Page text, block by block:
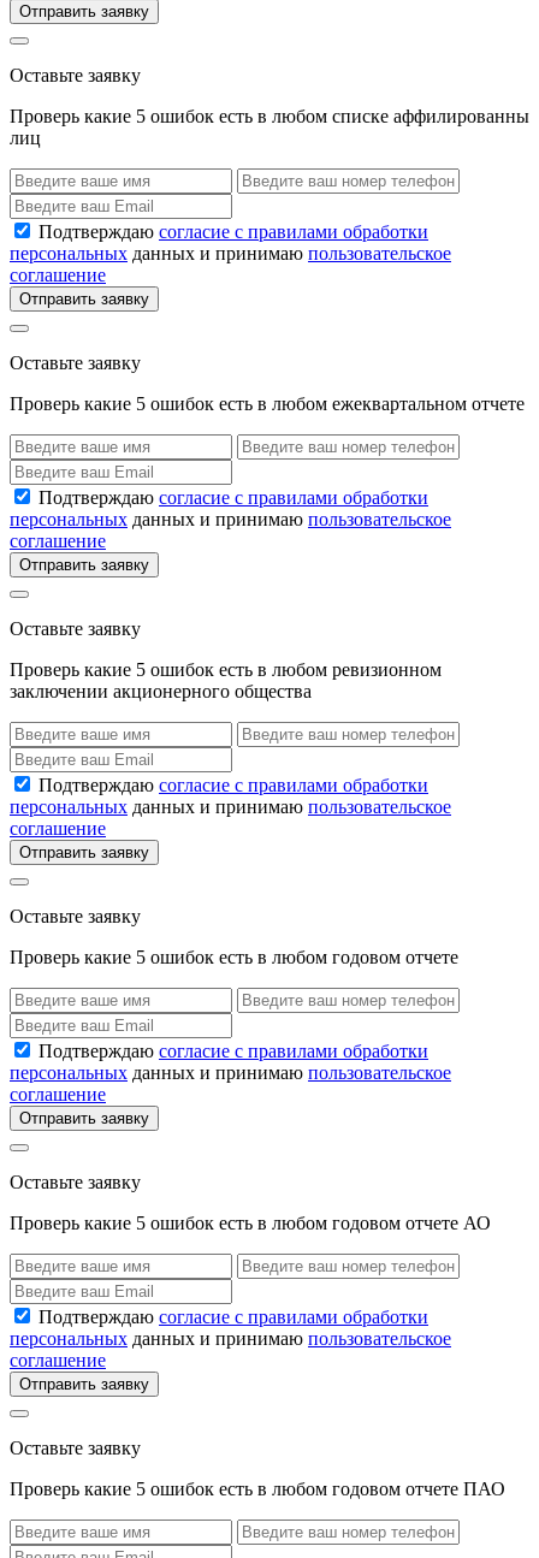
Отправить заявку
Оставьте заявку
Проверь какие 5 ошибок есть в любом списке аффилированны
лиц
Подтверждаю согласие с правилами обработки
персональных данных и принимаю пользовательское
соглашение
Отправить заявку
Оставьте заявку
Проверь какие 5 ошибок есть в любом ежеквартальном отчете
Подтверждаю согласие с правилами обработки
персональных данных и принимаю пользовательское
соглашение
Отправить заявку
Оставьте заявку
Проверь какие 5 ошибок есть в любом ревизионном
заключении акционерного общества
Подтверждаю согласие с правилами обработки
персональных данных и принимаю пользовательское
соглашение
Отправить заявку
Оставьте заявку
Проверь какие 5 ошибок есть в любом годовом отчете
Подтверждаю согласие с правилами обработки
персональных данных и принимаю пользовательское
соглашение
Отправить заявку
Оставьте заявку
Проверь какие 5 ошибок есть в любом годовом отчете АО
Подтверждаю согласие с правилами обработки
персональных данных и принимаю пользовательское
соглашение
Отправить заявку
Оставьте заявку
Проверь какие 5 ошибок есть в любом годовом отчете ПАО